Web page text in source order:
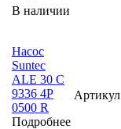
В наличии
Насос
Suntec
ALE 30 C
9336 4P
0500 R
Подробнее
Артикул